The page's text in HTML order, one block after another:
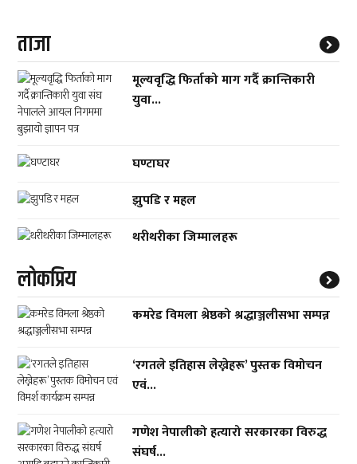
ताजा
मूल्यवृद्धि फिर्ताको माग गर्दै क्रान्तिकारी
युवा...
घण्टाघर
झुपडि र महल
थरीथरीका जिम्मालहरू
लाेकप्रिय
कमरेड विमला श्रेष्ठको श्रद्धाञ्जलीसभा सम्पन्न
‘रगतले इतिहास लेख्नेहरू’ पुस्तक विमोचन
एवं...
गणेश नेपालीको हत्यारो सरकारका विरुद्ध
संघर्ष...